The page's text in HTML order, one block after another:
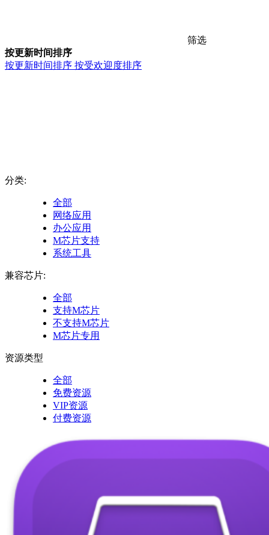
筛选
按更新时间排序
按更新时间排序 按受欢迎度排序
分类:
全部
网络应用
办公应用
M芯片支持
系统工具
兼容芯片:
全部
支持M芯片
不支持M芯片
M芯片专用
资源类型
全部
免费资源
VIP资源
付费资源